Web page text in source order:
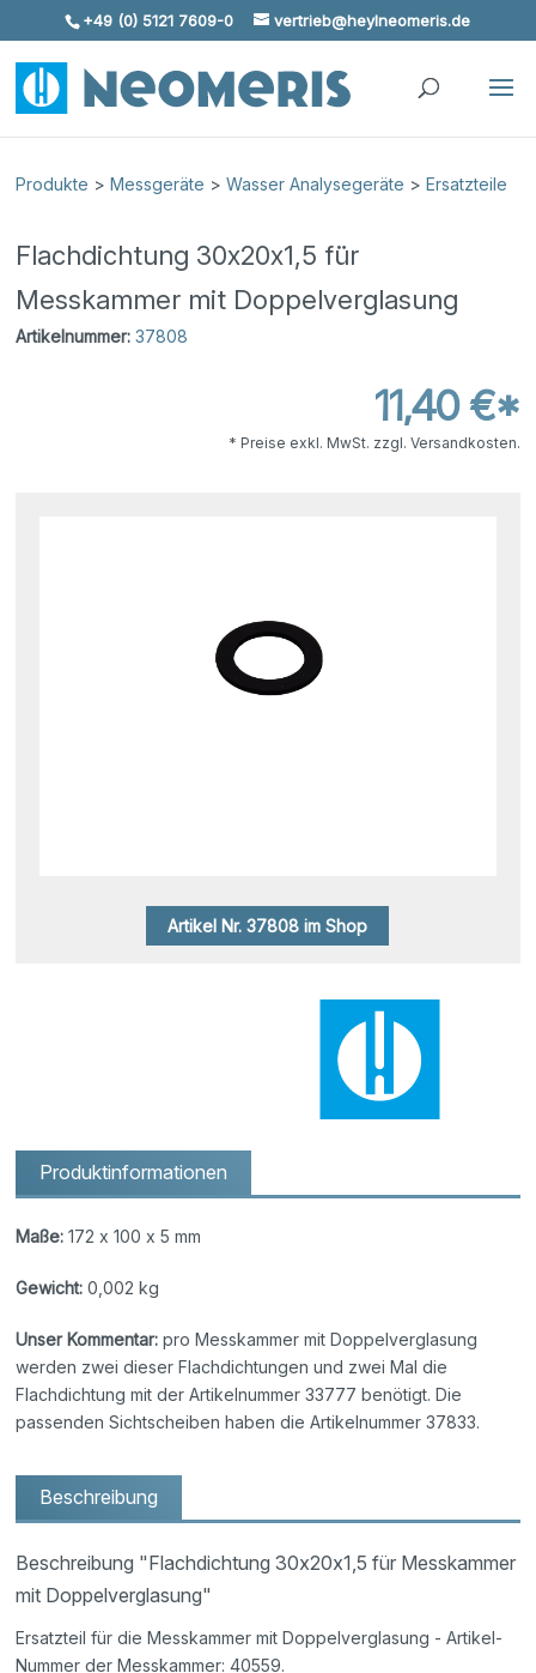
Skip To Content
+49 (0) 5121 7609-0 vertrieb@heylneomeris.de
Produkte >Messgeräte >Wasser Analysegeräte >Ersatzteile
Flachdichtung 30x20x1,5 für
Messkammer mit Doppelverglasung
Artikelnummer: 37808
11,40 €*
* Preise exkl. MwSt. zzgl. Versandkosten.
Artikel Nr. 37808 im Shop
Produktinformationen
Maße: 172 x 100 x 5 mm
Gewicht: 0,002 kg
Unser Kommentar: pro Messkammer mit Doppelverglasung
werden zwei dieser Flachdichtungen und zwei Mal die
Flachdichtung mit der Artikelnummer 33777 benötigt. Die
passenden Sichtscheiben haben die Artikelnummer 37833.
Beschreibung
Beschreibung "Flachdichtung 30x20x1,5 für Messkammer
mit Doppelverglasung"
Ersatzteil für die Messkammer mit Doppelverglasung - Artikel-
Nummer der Messkammer: 40559.